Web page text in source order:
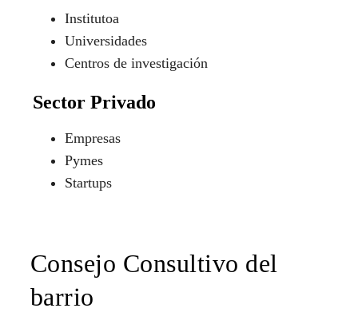
Institutoa
Universidades
Centros de investigación
Sector Privado
Empresas
Pymes
Startups
Consejo Consultivo del
barrio